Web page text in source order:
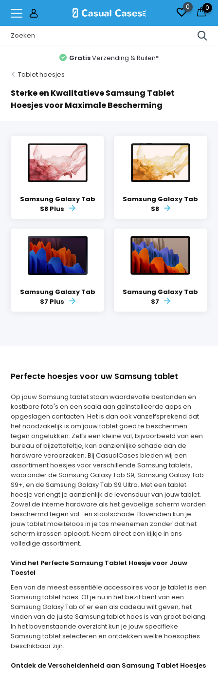
0 0
GratisVerzending & Ruilen*
Tablet hoesjes
Sterke en Kwalitatieve Samsung Tablet
Hoesjes voor Maximale Bescherming
Samsung Galaxy Tab
S8 Plus
Samsung Galaxy Tab
S8
Samsung Galaxy Tab
S7 Plus
Samsung Galaxy Tab
S7
Perfecte hoesjes voor uw Samsung tablet
Op jouw Samsung tablet staan waardevolle bestanden en
kostbare foto's en een scala aan geïnstalleerde apps en
opgeslagen contacten. Het is dan ook vanzelfsprekend dat
het noodzakelijk is om jouw tablet goed te beschermen
tegen ongelukken. Zelfs een kleine val, bijvoorbeeld van een
bureau of bijzettafeltje, kan aanzienlijke schade aan de
hardware veroorzaken. Bij CasualCases bieden wij een
assortiment hoesjes voor verschillende Samsung tablets,
waaronder de Samsung Galaxy Tab S9, Samsung Galaxy Tab
S9+, en de Samsung Galaxy Tab S9 Ultra. Met een tablet
hoesje verlengt je aanzienlijk de levensduur van jouw tablet.
Zowel de interne hardware als het gevoelige scherm worden
beschermd tegen val- en stootschade. Bovendien kun je
jouw tablet moeiteloos in je tas meenemen zonder dat het
scherm krassen oploopt. Neem direct een kijkje in ons
volledige assortiment.
Vind het Perfecte Samsung Tablet Hoesje voor Jouw
Toestel
Een van de meest essentiële accessoires voor je tablet is een
Samsung tablet hoes. Of je nu in het bezit bent van een
Samsung Galaxy Tab of er een als cadeau wilt geven, het
vinden van de juiste Samsung tablet hoes is van groot belang.
In het bovenstaande overzicht kun je jouw specifieke
Samsung tablet selecteren en ontdekken welke hoesopties
beschikbaar zijn.
Ontdek de Verscheidenheid aan Samsung Tablet Hoesjes